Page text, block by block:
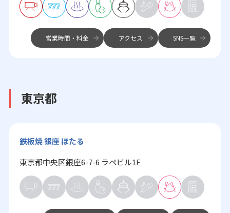
営業時間・料金 アクセス SNS一覧
東京都
鉄板焼 銀座 ほたる
東京都中央区銀座6-7-6 ラペビル1F